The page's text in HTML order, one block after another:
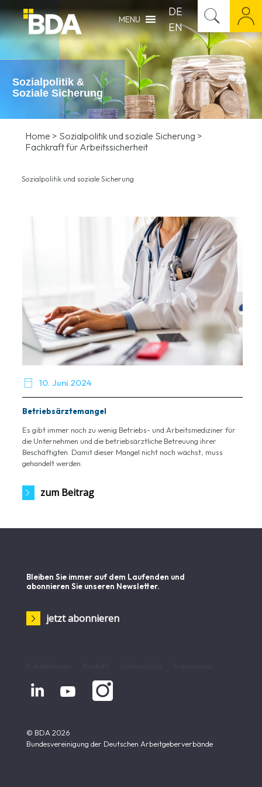
MENU
DE
EN
Sozialpolitik &
Soziale Sicherung
Home > Sozialpolitik und soziale Sicherung >
Fachkraft für Arbeitssicherheit
Sozialpolitik und soziale Sicherung
 10. Juni 2024
Betriebsärztemangel
Es gibt immer noch zu wenig Betriebs- und Arbeitsmediziner für
die Unternehmen und die betriebsärztliche Betreuung ihrer
Beschäftigten. Damit dieser Mangel nicht noch wächst, muss
gehandelt werden.
zum Beitrag
Bleiben Sie immer auf dem Laufenden und
abonnieren Sie unseren Newsletter.
jetzt abonnieren
 
© BDA 2026
Bundesvereinigung der Deutschen Arbeitgeberverbände